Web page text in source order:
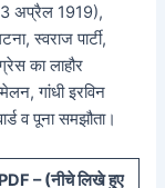
अप्रैल 1919),
स्वराज पार्टी,
का लाहौर
गांधी इरविन
व पूना समझौता।
– (नीचेलिखे हुए